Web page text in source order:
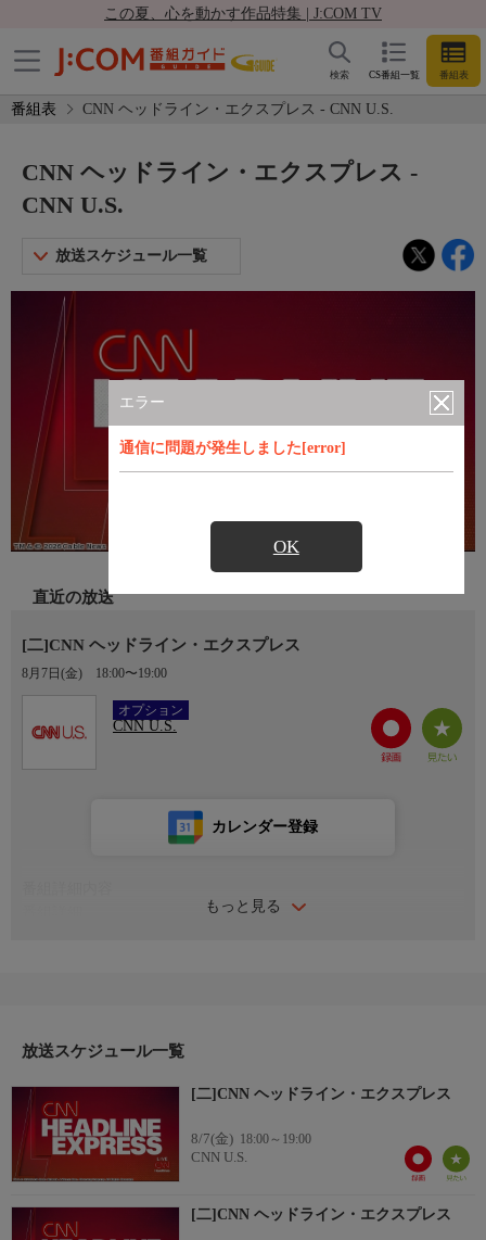
この夏、心を動かす作品特集 | J:COM TV
CS番組一覧 番組表
検索
番組表 CNN ヘッドライン・エクスプレス - CNN U.S.
エラー
通信に問題が発生しました[error]
OK
CNN ヘッドライン・エクスプレス -
CNN U.S.
放送スケジュール一覧
直近の放送
[二]CNN ヘッドライン・エクスプレス
8月7日(金) 18:00〜19:00
オプション
Ch.304
CNN U.S.
もっと見る
カレンダー登録
放送スケジュール一覧
[二]CNN ヘッドライン・エクスプレス
8/7(金) 18:00～19:00
CNN U.S.
[二]CNN ヘッドライン・エクスプレス